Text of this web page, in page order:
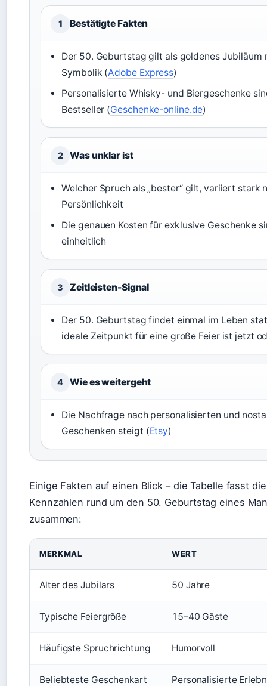
1 Bestätigte Fakten
Der 50. Geburtstag gilt als goldenes Jubiläum
Symbolik (Adobe Express)
Personalisierte Whisky- und Biergeschenke
Bestseller (Geschenke-online.de)
2 Was unklar ist
Welcher Spruch als „bester“ gilt, variiert stark
Persönlichkeit
Die genauen Kosten für exklusive Geschenke
einheitlich
3 Zeitleisten-Signal
Der 50. Geburtstag findet einmal im Leben
ideale Zeitpunkt für eine große Feier ist jetzt
4 Wie es weitergeht
Die Nachfrage nach personalisierten und
Geschenken steigt (Etsy)
Einige Fakten auf einen Blick – die Tabelle fasst
Kennzahlen rund um den 50. Geburtstag eines
zusammen:
MERKMAL WERT
Alter des Jubilars 50 Jahre
Typische Feiergröße 15–40 Gäste
Häufigste Spruchrichtung Humorvoll
Beliebteste Geschenkart Personalisierte